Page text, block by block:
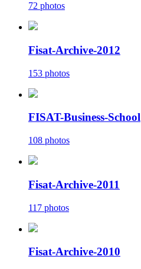
72 photos
Fisat-Archive-2012
153 photos
FISAT-Business-School
108 photos
Fisat-Archive-2011
117 photos
Fisat-Archive-2010